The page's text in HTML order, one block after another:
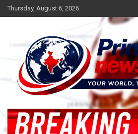
Skip
to
Thursday, August 6, 2026
Princenews Daily